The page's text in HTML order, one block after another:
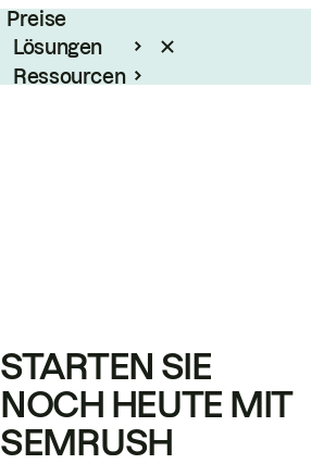
Preise
Lösungen
Ressourcen
STARTEN SIE
NOCH HEUTE MIT
SEMRUSH